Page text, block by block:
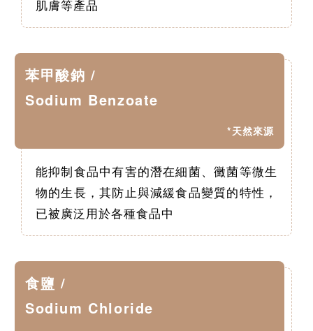
肌膚等產品
苯甲酸鈉 /
Sodium Benzoate
*天然來源
能抑制食品中有害的潛在細菌、黴菌等微生
物的生長，其防止與減緩食品變質的特性，
已被廣泛用於各種食品中
食鹽 /
Sodium Chloride